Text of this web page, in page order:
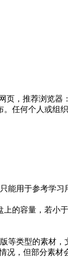
，推荐浏览器
任何个人或
能用于参考学
的容量，若小
等类型的素材
，但部分素材